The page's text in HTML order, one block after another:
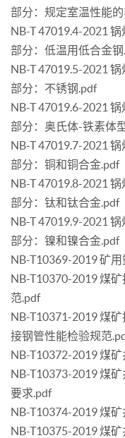
部分：规定室温性能
NB-T 47019.4-2021
部分：低温用低合金
NB-T 47019.5-2021
部分：不锈钢.pdf
NB-T 47019.6-2021
部分：奥氏体-铁素体
NB-T 47019.7-2021
部分：铜和铜合金.pdf
NB-T 47019.8-2021
部分：钛和钛合金.pdf
NB-T 47019.9-2021
部分：镍和镍合金.pdf
NB-T10369-2019 矿
NB-T10370-2019 煤
范.pdf
NB-T10371-2019 煤
接钢管性能检验规范
NB-T10372-2019 煤
NB-T10373-2019 煤
要求.pdf
NB-T10374-2019 煤
NB-T10375-2019 煤